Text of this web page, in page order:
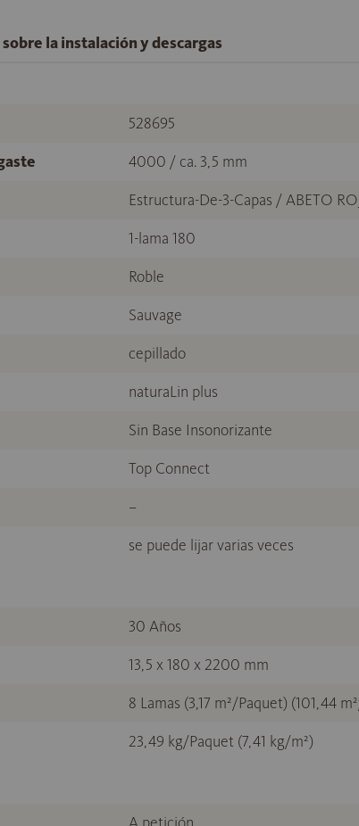
la instalación y descargas
528695
4000 / ca. 3,5 mm
Estructura-De-3-Capas / ABETO
1-lama 180
Roble
Sauvage
cepillado
naturaLin plus
Sin Base Insonorizante
Top Connect
–
se puede lijar varias veces
30 Años
13,5 x 180 x 2200 mm
8 Lamas (3,17 m²/Paquet) (101,44
23,49 kg/Paquet (7,41 kg/m²)